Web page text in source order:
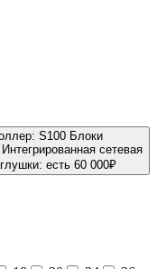
S100 Блоки
Интегрированная сетевая
есть 60 000₽